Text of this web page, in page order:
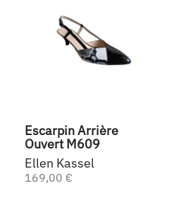
Escarpin Arrière
Ouvert M609
Ellen Kassel
169,00 €